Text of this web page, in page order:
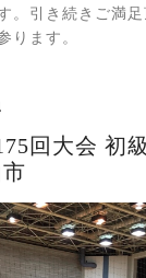
。引き続きご満
ります。
回大会 初